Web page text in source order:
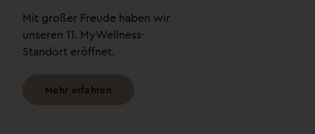
Mit großer Freude haben wir
unseren 11. MyWellness-
Standort eröffnet.
Mehr erfahren